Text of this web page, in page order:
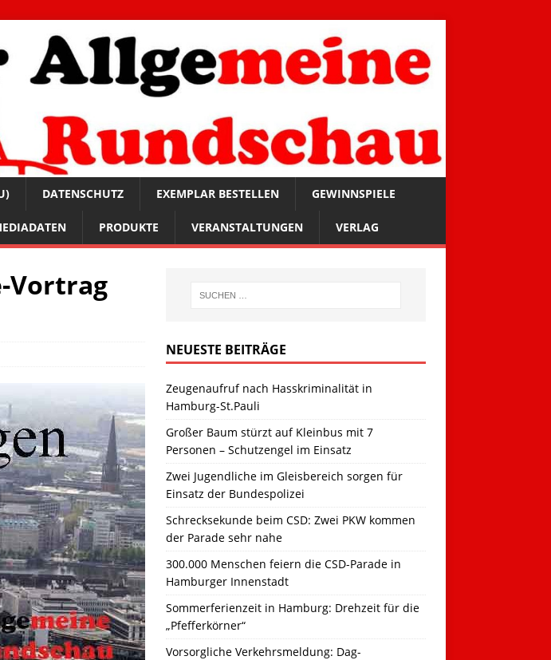
DATENSCHUTZ EXEMPLAR BESTELLEN GEWINNSPIELE
PRODUKTE VERANSTALTUNGEN VERLAG
Vortrag
NEUESTE BEITRÄGE
Zeugenaufruf nach Hasskriminalität in
Hamburg-St.Pauli
Großer Baum stürzt auf Kleinbus mit 7
Personen – Schutzengel im Einsatz
Zwei Jugendliche im Gleisbereich sorgen für
Einsatz der Bundespolizei
Schrecksekunde beim CSD: Zwei PKW kommen
der Parade sehr nahe
300.000 Menschen feiern die CSD-Parade in
Hamburger Innenstadt
Sommerferienzeit in Hamburg: Drehzeit für die
„Pfefferkörner“
Vorsorgliche Verkehrsmeldung: Dag-